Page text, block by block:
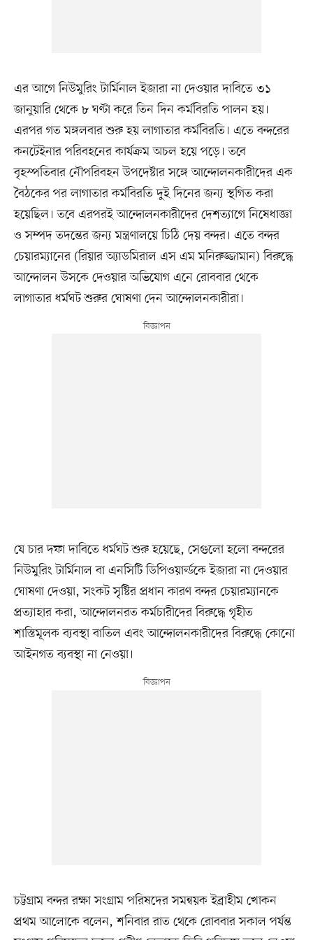
এর আগে নিউমুরিং টার্মিনাল ইজারা না দেওয়ার দাবিতে ৩১
জানুয়ারি থেকে ৮ ঘণ্টা করে তিন দিন কর্মবিরতি পালন হয়।
এরপর গত মঙ্গলবার শুরু হয় লাগাতার কর্মবিরতি। এতে বন্দরের
কনটেইনার পরিবহনের কার্যক্রম অচল হয়ে পড়ে। তবে
বৃহস্পতিবার নৌপরিবহন উপদেষ্টার সঙ্গে আন্দোলনকারীদের এক
বৈঠকের পর লাগাতার কর্মবিরতি দুই দিনের জন্য স্থগিত করা
হয়েছিল। তবে এরপরই আন্দোলনকারীদের দেশত্যাগে নিষেধাজ্ঞা
ও সম্পদ তদন্তের জন্য মন্ত্রণালয়ে চিঠি দেয় বন্দর। এতে বন্দর
চেয়ারম্যানের (রিয়ার অ্যাডমিরাল এস এম মনিরুজ্জামান) বিরুদ্ধে
আন্দোলন উসকে দেওয়ার অভিযোগ এনে রোববার থেকে
লাগাতার ধর্মঘট শুরুর ঘোষণা দেন আন্দোলনকারীরা।
যে চার দফা দাবিতে ধর্মঘট শুরু হয়েছে, সেগুলো হলো বন্দরের
নিউমুরিং টার্মিনাল বা এনসিটি ডিপিওয়ার্ল্ডকে ইজারা না দেওয়ার
ঘোষণা দেওয়া, সংকট সৃষ্টির প্রধান কারণ বন্দর চেয়ারম্যানকে
প্রত্যাহার করা, আন্দোলনরত কর্মচারীদের বিরুদ্ধে গৃহীত
শাস্তিমূলক ব্যবস্থা বাতিল এবং আন্দোলনকারীদের বিরুদ্ধে কোনো
আইনগত ব্যবস্থা না নেওয়া।
চট্টগ্রাম বন্দর রক্ষা সংগ্রাম পরিষদের সমন্বয়ক ইব্রাহীম খোকন
প্রথম আলোকে বলেন, শনিবার রাত থেকে রোববার সকাল পর্যন্ত